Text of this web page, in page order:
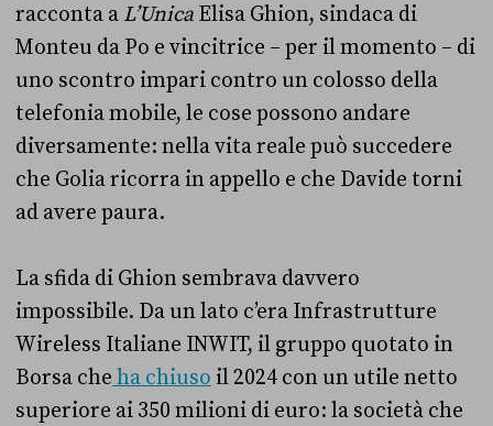
racconta a L’Unica Elisa Ghion, sindaca di
Monteu da Po e vincitrice – per il momento – di
uno scontro impari contro un colosso della
telefonia mobile, le cose possono andare
diversamente: nella vita reale può succedere
che Golia ricorra in appello e che Davide torni
ad avere paura.
La sfida di Ghion sembrava davvero
impossibile. Da un lato c’era Infrastrutture
Wireless Italiane INWIT, il gruppo quotato in
Borsa che ha chiuso il 2024 con un utile netto
superiore ai 350 milioni di euro: la società che